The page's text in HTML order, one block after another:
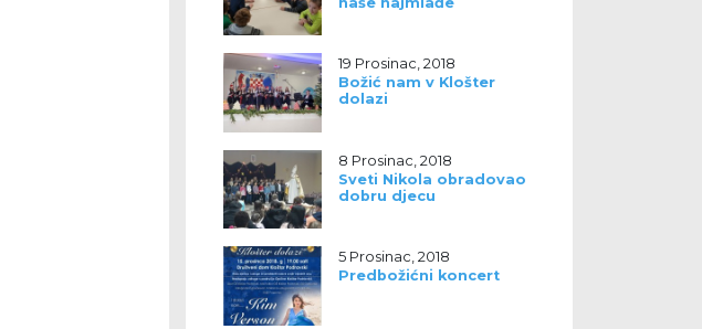
19 Prosinac, 2018
Božić nam v Klošter
dolazi
8 Prosinac, 2018
Sveti Nikola obradovao
dobru djecu
5 Prosinac, 2018
Predbožićni koncert